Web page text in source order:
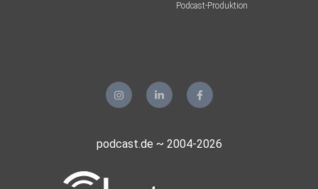
Podcast-Produktion
podcast.de ~ 2004-2026